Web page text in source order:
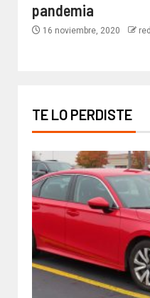
pandemia
16 noviembre, 2020
TE LO PERDISTE